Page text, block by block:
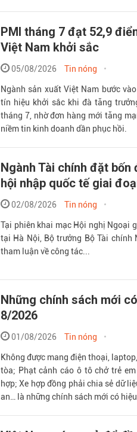
PMI tháng 7 đạt 52,9
Việt Nam khởi sắc
05/08/2026 Tin nóng
Ngành sản xuất Việt Nam bước
tín hiệu khởi sắc khi đà tăng
tháng 7, nhờ đơn hàng mới tăng
niềm tin kinh doanh dần phục hồi.
Ngành Tài chính đặt
hội nhập quốc tế giai
02/08/2026 Tin nóng
Tại phiên khai mạc Hội nghị Ngoại
tại Hà Nội, Bộ trưởng Bộ Tài chính
tham luận về công tác...
Những chính sách mới
8/2026
01/08/2026 Tin nóng
Không được mang điện thoại,
tòa; Phạt cảnh cáo ô tô chở trẻ
hợp; Xe hợp đồng phải chia sẻ dữ
an… là những chính sách mới có